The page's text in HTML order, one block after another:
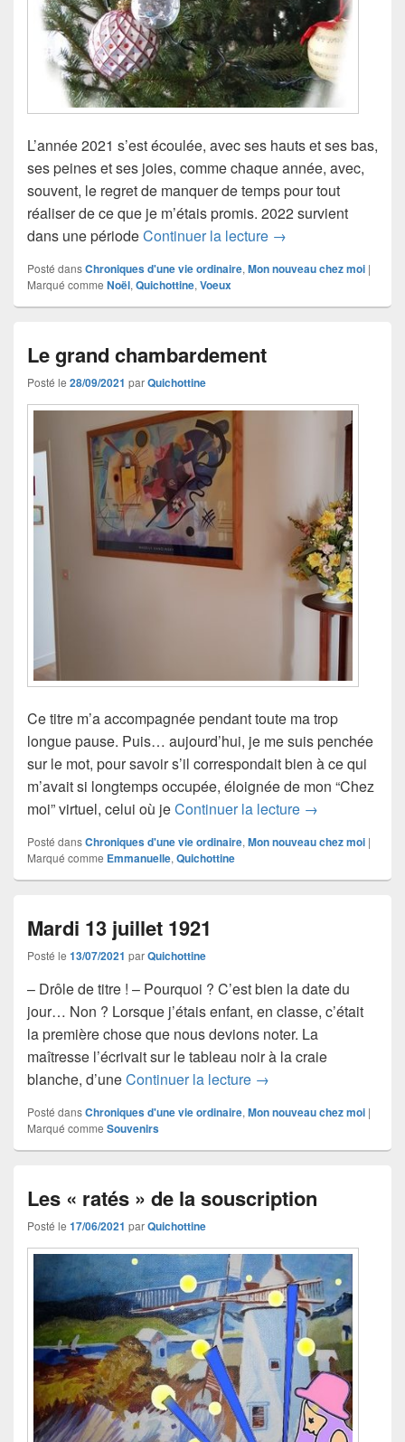
L’année 2021 s’est écoulée, avec ses hauts et ses bas,
ses peines et ses joies, comme chaque année, avec,
souvent, le regret de manquer de temps pour tout
réaliser de ce que je m’étais promis. 2022 survient
dans une périodeContinuer la lecture 2022… Vœux et
→
Posté dansChroniques d'une vie ordinaire, Mon nouveau chez moi |
Marqué comme Noël, Quichottine, Voeux
Le grand chambardement
Posté le 28/09/2021 parQuichottine
Ce titre m’a accompagnée pendant toute ma trop
longue pause. Puis… aujourd’hui, je me suis penchée
sur le mot, pour savoir s’il correspondait bien à ce qui
m’avait si longtemps occupée, éloignée de mon “Chez
moi” virtuel, celui où jeContinuer la lecture Le grand
→
Posté dansChroniques d'une vie ordinaire, Mon nouveau chez moi |
Marqué comme Emmanuelle, Quichottine
Mardi 13 juillet 1921
Posté le 13/07/2021 parQuichottine
– Drôle de titre ! – Pourquoi ? C’est bien la date du
jour… Non ? Lorsque j’étais enfant, en classe, c’était
la première chose que nous devions noter. La
maîtresse l’écrivait sur le tableau noir à la craie
blanche, d’uneContinuer la lecture Mardi 13 juillet 1921
→
Posté dansChroniques d'une vie ordinaire, Mon nouveau chez moi |
Marqué comme Souvenirs
Les « ratés » de la souscription
Posté le 17/06/2021 parQuichottine